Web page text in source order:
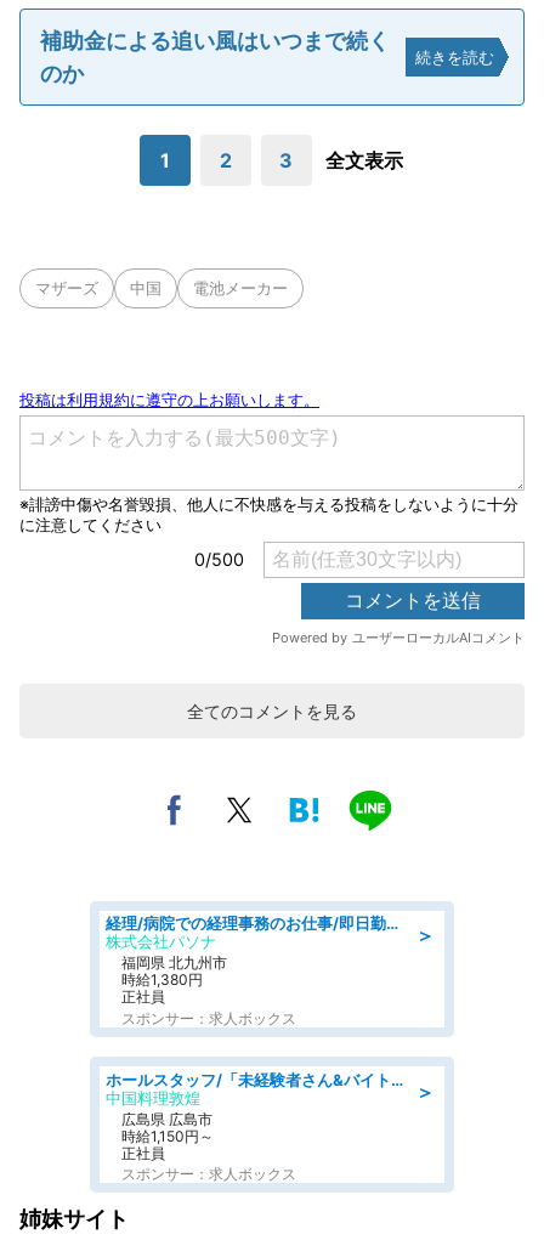
補助金による追い風はいつまで続く
のか
続きを読む
1 2 3 全文表示
マザーズ 中国 電池メーカー
全てのコメントを見る
＞
経理/病院での経理事務のお仕事/即日勤務可/車通勤可/経理/一般事務
株式会社パソナ
福岡県 北九州市
時給1,380円
正社員
スポンサー：求人ボックス
＞
ホールスタッフ/「未経験者さん&バイトデビューも大歓迎」残業ほぼなし×1日3時間〜勤務OK!フォロー体制も充実/広島県/広島市南区
中国料理敦煌
広島県 広島市
時給1,150円～
正社員
スポンサー：求人ボックス
姉妹サイト